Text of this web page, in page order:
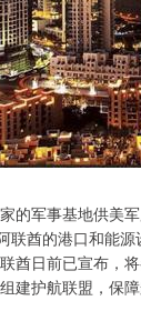
的军事基地供美
联酋的港口和能
酋日前已宣布，
建护航联盟，保